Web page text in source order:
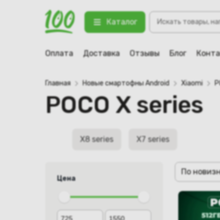
Каталог
товаров
Оплата Доставка Отзывы Блог
Главная Новые смартофны Android Xiaomi
POCO X series
X8 series X7 series
Цена
По